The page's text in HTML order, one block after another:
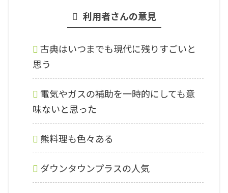
利用者さんの意見
古典はいつまでも現代に残りすごいと
思う
電気やガスの補助を一時的にしても意
味ないと思った
熊料理も色々ある
ダウンタウンプラスの人気